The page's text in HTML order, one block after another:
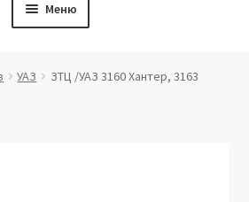
Меню
УАЗ
ЗТЦ /УАЗ 3160 Хантер, 3163